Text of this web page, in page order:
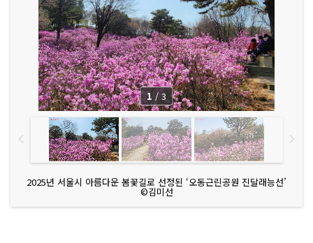
2025년 서울시 아름다운 봄꽃길로 선정된 ‘오동근린공원 진달래능선’
©김미선
1 / 3